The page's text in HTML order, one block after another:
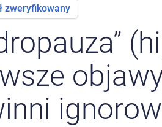
zweryfikowany